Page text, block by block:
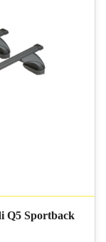
Q5 Sportback